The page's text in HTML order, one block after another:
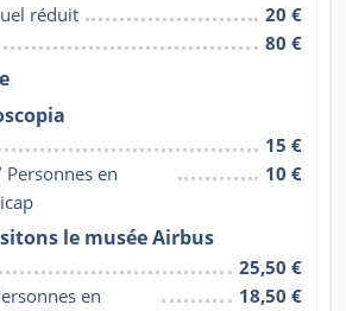
réduit
20 €
80 €
15 €
Personnes en
10 €
le musée Airbus
25,50 €
en
18,50 €